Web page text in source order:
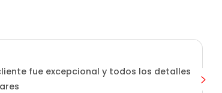
fue excepcional y todos los detalles